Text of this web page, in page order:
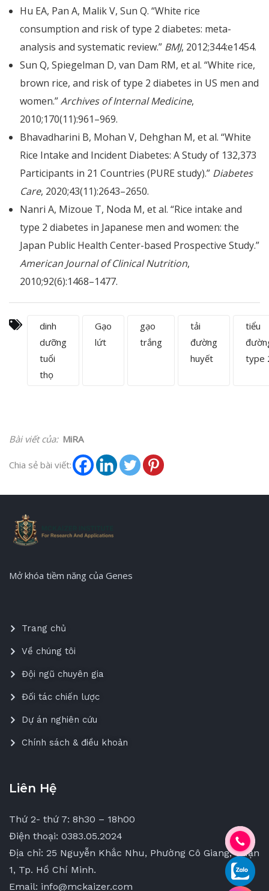
Hu EA, Pan A, Malik V, Sun Q. “White rice
consumption and risk of type 2 diabetes: meta-
analysis and systematic review.” BMJ, 2012;344:e1454.
Sun Q, Spiegelman D, van Dam RM, et al. “White rice,
brown rice, and risk of type 2 diabetes in US men and
women.”Archives of Internal Medicine,
2010;170(11):961–969.
Bhavadharini B, Mohan V, Dehghan M, et al. “White
Rice Intake and Incident Diabetes: A Study of 132,373
Participants in 21 Countries (PURE study).” Diabetes
Care, 2020;43(11):2643–2650.
Nanri A, Mizoue T, Noda M, et al. “Rice intake and
type 2 diabetes in Japanese men and women: the
Japan Public Health Center-based Prospective Study.”
American Journal of Clinical Nutrition,
2010;92(6):1468–1477.
dinh
dưỡng
tuổi
thọ
Gạo
lứt
gạo
trắng
tải
đường
huyết
tiểu
type
Bài viết của: MiRA
Chia sẻ bài viết:
Mở khóa tiềm năng của Genes
Trang chủ
Về chúng tôi
Đội ngũ chuyên gia
Đối tác chiến lược
Dự án nghiên cứu
Chính sách & điều khoản
Liên Hệ
Thứ 2- thứ 7: 8h30 – 18h00
Điện thoại: 0383.05.2024
Địa chỉ: 25 Nguyễn Khắc Nhu, Phường Cô Giang, Quận
1, Tp. Hồ Chí Minh.
Email: info@mckaizer.com